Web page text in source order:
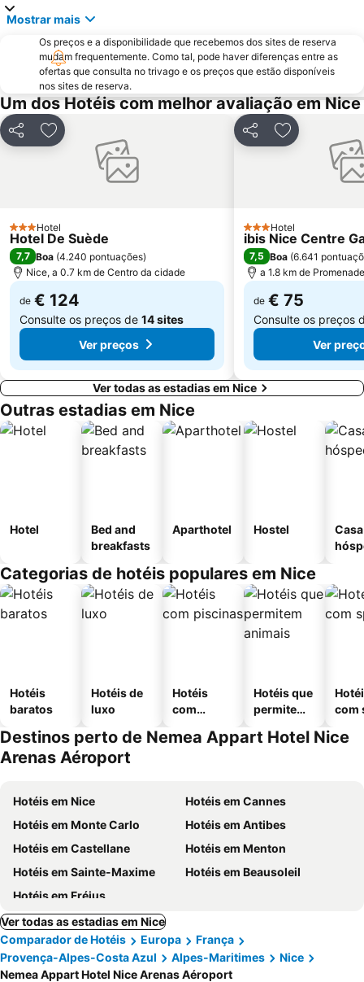
Nice Etoile
Riviera Beach
Aéroport de Cannes Mandelieu
A Colina do Castelo
Cimiez
Festival International du Cirque de Monte-Carlo
Forum Grimaldi
Boulevard de Garavan
Plage de la Péguière
Gare Saint-Raphaël Valescure
Fréjus Plage
Gare de Nice Saint Augustin
Le Ray
Port Vauban
Antibes-les-Pins plage
Monaco-Monte Carlo Station
Mostrar mais
Os preços e a disponibilidade que recebemos dos sites de reserva
mudam frequentemente. Como tal, pode haver diferenças entre as
ofertas que consulta no trivago e os preços que estão disponíveis
nos sites de reserva.
Um dos Hotéis com melhor avaliação em Nice
PartilharAdicionar aos favoritos
3 Estrelas
Hotel
Hotel De Suède
7,7 Boa (4.240 pontuações)
Nice, a 0.7 km de Centro da cidade
de € 124
Consulte os preços de 14 sites
Ver preços
PartilharAdicionar
3 Estrelas
Hotel
ibis Nice Centre
7,5 Boa (6.641
a 1.8 km de
de € 75
Consulte os preços
Ver
Ver todas as estadias em Nice
Outras estadias em Nice
Hotel
Bed and
breakfasts
Aparthotel Hostel
Categorias de hotéis populares em Nice
Hotéis
baratos
Hotéis de
luxo
Hotéis
com
Hotéis que
permitem
com
Destinos perto de Nemea Appart Hotel Nice
Arenas Aéroport
Hotéis em Nice
Hotéis em Cannes
Hotéis em Monte Carlo
Hotéis em Antibes
Hotéis em Castellane
Hotéis em Menton
Hotéis em Sainte-Maxime
Hotéis em Beausoleil
Hotéis em Fréjus
Ver todas as estadias em Nice
Comparador de Hotéis
Europa
França
Provença-Alpes-Costa Azul
Alpes-Maritimes
Nice
Nemea Appart Hotel Nice Arenas Aéroport